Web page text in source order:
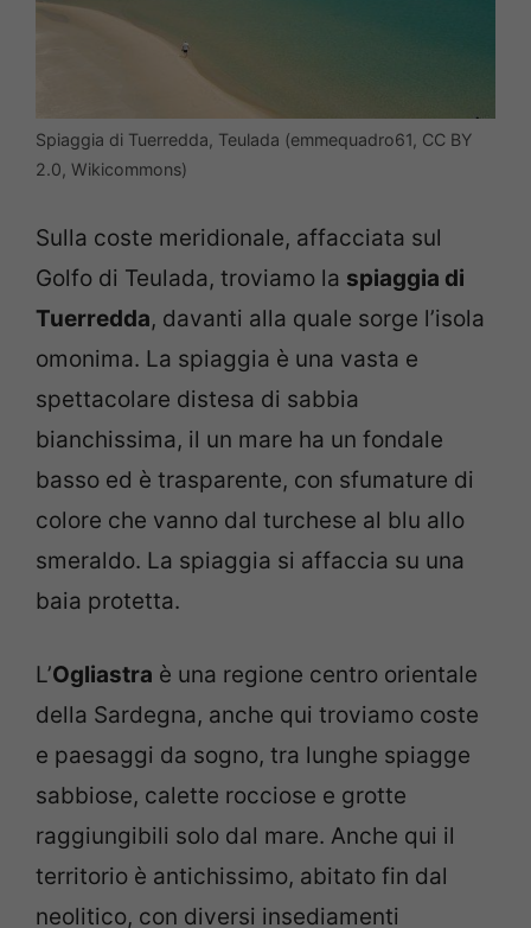
Spiaggia di Tuerredda, Teulada (emmequadro61, CC BY
2.0, Wikicommons)
Sulla coste meridionale, affacciata sul
Golfo di Teulada, troviamo la spiaggia di
Tuerredda, davanti alla quale sorge l’isola
omonima. La spiaggia è una vasta e
spettacolare distesa di sabbia
bianchissima, il un mare ha un fondale
basso ed è trasparente, con sfumature di
colore che vanno dal turchese al blu allo
smeraldo. La spiaggia si affaccia su una
baia protetta.
L’Ogliastra è una regione centro orientale
della Sardegna, anche qui troviamo coste
e paesaggi da sogno, tra lunghe spiagge
sabbiose, calette rocciose e grotte
raggiungibili solo dal mare. Anche qui il
territorio è antichissimo, abitato fin dal
neolitico, con diversi insediamenti